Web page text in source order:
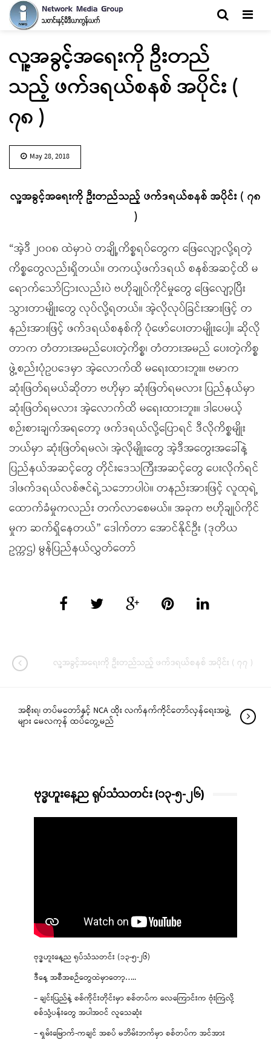
လူ့အခွင့်အရေးကို ဦးတည်
သည့် ဖက်ဒရယ်စနစ် အပိုင်း (
၇၈ )
May 28, 2018
လူ့အခွင့်အရေးကို ဦးတည်သည့် ဖက်ဒရယ်စနစ် အပိုင်း ( ၇၈
)
“အဲ့ဒီ ၂၀၀၈ ထဲမှာပဲ တချို့ကိစ္စရပ်တွေက ဖြေလျော့လို့ရတဲ့
ကိစ္စတွေလည်းရှိတယ်။ တကယ့်ဖက်ဒရယ် စနစ်အဆင့်ထိ မ
ရောက်သော်ငြားလည်းပဲ ဗဟိုချုပ်ကိုင်မှုတွေ ဖြေလျော့ပြီး
သွားတာမျိုးတွေ လုပ်လို့ရတယ်။ အဲ့လိုလုပ်ခြင်းအားဖြင့် တ
နည်းအားဖြင့် ဖက်ဒရယ်စနစ်ကို ပုံဖော်ပေးတာမျိုးပေါ့။ ဆိုလို
တာက တံတားအမည်ပေးတဲ့ကိစ္စ၊ တံတားအမည် ပေးတဲ့ကိစ္စ
ဖွဲ့စည်းပုံဥပဒေမှာ အဲ့လောက်ထိ မရေးထားဘူး။ ဗမာက
ဆုံးဖြတ်ရမယ်ဆိုတာ ဗဟိုမှာ ဆုံးဖြတ်ရမလား ပြည်နယ်မှာ
ဆုံးဖြတ်ရမလား အဲ့လောက်ထိ မရေးထားဘူး။ ဒါပေမယ့်
စဉ်းစားချက်အရတော့ ဖက်ဒရယ်လို့ပြောရင် ဒီလိုကိစ္စမျိုး
ဘယ်မှာ ဆုံးဖြတ်ရမလဲ၊ အဲ့လိုမျိုးတွေ အဲ့ဒီအတွေးအခေါ်နဲ့
ပြည်နယ်အဆင့်တွေ တိုင်းဒေသကြီးအဆင့်တွေ ပေးလိုက်ရင်
ဒါဖက်ဒရယ်လစ်ဇင်ရဲ့သဘောပါပဲ။ တနည်းအားဖြင့် လူထုရဲ့
ထောက်ခံမှုကလည်း တက်လာစေမယ်။ အခုက ဗဟိုချုပ်ကိုင်
မှုက ဆက်ရှိနေတယ်” ဒေါက်တာ အောင်နိုင်ဦး (ဒုတိယ
ဥက္ကဌ) မွန်ပြည်နယ်လွှတ်တော်
လူ့အခွင့်အရေးကို ဦးတည်သည့် ဖက်ဒရယ်စနစ် အပိုင်း ( ၇၇ )
အစိုးရ၊ တပ်မတော်နှင့် NCA ထိုး လက်နက်ကိုင်တော်လှန်ရေးအဖွဲ့
များ မေလကုန် ထပ်တွေ့မည်
ဗုဒ္ဓဟူးနေ့ည ရုပ်သံသတင်း (၁၃-၅-၂၆)
ဗုဒ္ဓဟူးနေ့ည ရုပ်သံသတင်း (၁၃-၅-၂၆)
ဒီနေ့ အစီအစဉ်တွေထဲမှာတော့…..
– ချင်းပြည်နဲ့ စစ်ကိုင်းတိုင်းမှာ စစ်တပ်က လေကြောင်းက ဗုံးကြဲလို့
စစ်သုံ့ပန်းတွေ အပါအဝင် လူသေဆုံး
– ရှမ်းမြောက်-ကချင် အစပ် မဘိမ်းဘက်မှာ စစ်တပ်က အင်အား